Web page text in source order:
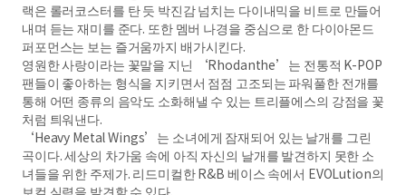
랙은 롤러코스터를 탄 듯 박진감 넘치는 다이내믹을 비트로 만들어
내며 듣는 재미를 준다. 또한 멤버 나경을 중심으로 한 다이아몬드
퍼포먼스는 보는 즐거움까지 배가시킨다.
영원한 사랑이라는 꽃말을 지닌 ‘Rhodanthe’는 전통적 K-POP
팬들이 좋아하는 형식을 지키면서 점점 고조되는 파워풀한 전개를
통해 어떤 종류의 음악도 소화해낼 수 있는 트리플에스의 강점을 꽃
처럼 틔워낸다.
‘Heavy Metal Wings’는 소녀에게 잠재되어 있는 날개를 그린
곡이다. 세상의 차가움 속에 아직 자신의 날개를 발견하지 못한 소
녀들을 위한 주제가. 리드미컬한 R&B 베이스 속에서 EVOLution의
보컬 실력을 발견할 수 있다.